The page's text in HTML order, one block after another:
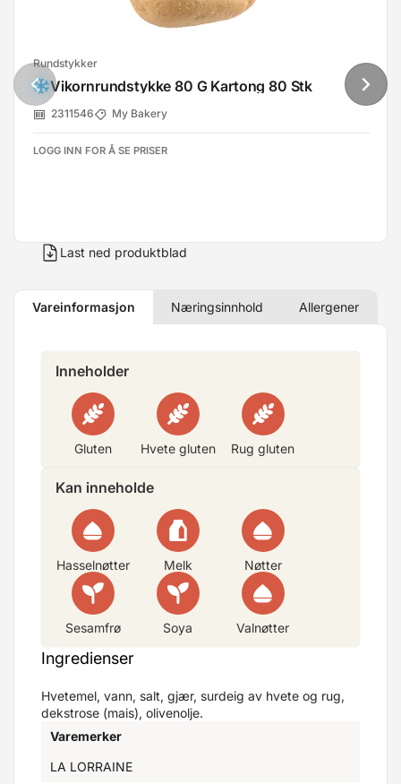
Rundstykker
Vikornrundstykke 80 G Kartong 80 Stk
2311546 My Bakery
LOGG INN FOR Å SE PRISER
Last ned produktblad
Vareinformasjon Næringsinnhold Allergener
Inneholder
Gluten Hvete gluten Rug gluten
Kan inneholde
Hasselnøtter Melk Nøtter
Sesamfrø Soya Valnøtter
Ingredienser
Hvetemel, vann, salt, gjær, surdeig av hvete og rug,
dekstrose (mais), olivenolje.
Varemerker
LA LORRAINE